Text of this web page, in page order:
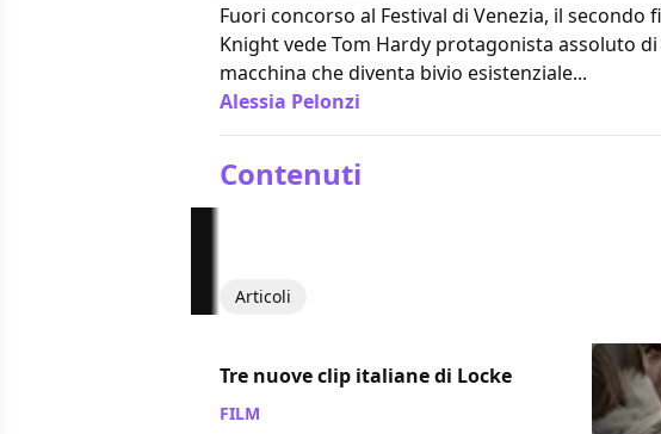
Fuori concorso al Festival di Venezia, il secondo
Knight vede Tom Hardy protagonista assoluto
macchina che diventa bivio esistenziale...
Alessia Pelonzi
Contenuti
Articoli
Tre nuove clip italiane di Locke
FILM